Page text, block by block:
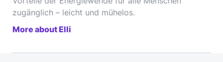
zugänglich – leicht und mühelos.
More about Elli